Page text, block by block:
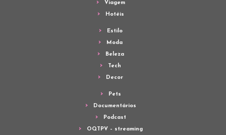
Viagem
Hotéis
Estilo
Moda
Beleza
Tech
Decor
Pets
Documentários
Podcast
OQTPV – streaming